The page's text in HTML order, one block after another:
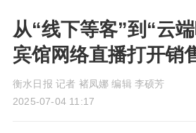
从“线下等客”到“云
宾馆网络直播打开销
衡水日报 记者 褚凤娜 编辑 李硕芳
2025-07-04 11:17